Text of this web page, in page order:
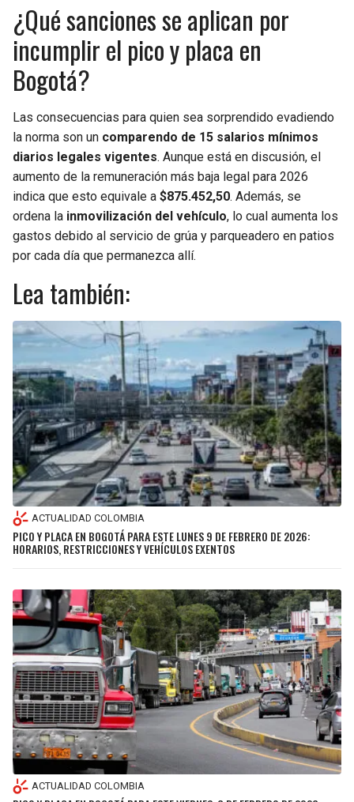
¿Qué sanciones se aplican por
incumplir el pico y placa en
Bogotá?
Las consecuencias para quien sea sorprendido evadiendo
la norma son un comparendo de 15 salarios mínimos
diarios legales vigentes. Aunque está en discusión, el
aumento de la remuneración más baja legal para 2026
indica que esto equivale a $875.452,50. Además, se
ordena la inmovilización del vehículo, lo cual aumenta los
gastos debido al servicio de grúa y parqueadero en patios
por cada día que permanezca allí.
Lea también:
ACTUALIDAD COLOMBIA
PICO Y PLACA EN BOGOTÁ PARA ESTE LUNES 9 DE FEBRERO DE 2026:
HORARIOS, RESTRICCIONES Y VEHÍCULOS EXENTOS
ACTUALIDAD COLOMBIA